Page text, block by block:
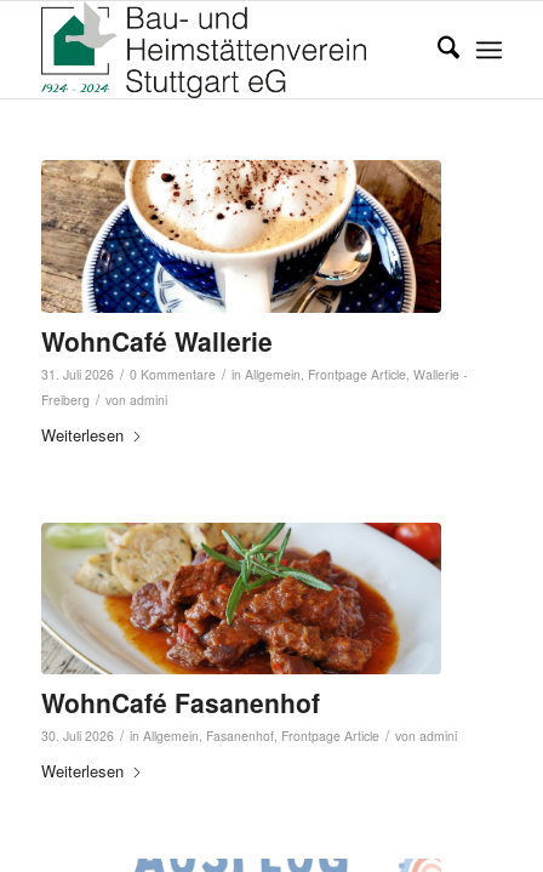
WohnCafé Wallerie
31. Juli 2026 / 0 Kommentare / in Allgemein Frontpage Article, Wallerie -
Freiberg / von admini
Weiterlesen
WohnCafé Fasanenhof
30. Juli 2026 / in Allgemein, Fasanenhof, Frontpage Article / von admini
Weiterlesen